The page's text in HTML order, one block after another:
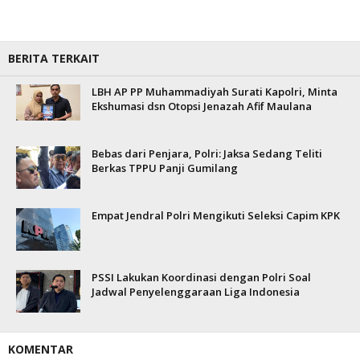
BERITA TERKAIT
LBH AP PP Muhammadiyah Surati Kapolri, Minta
Ekshumasi dsn Otopsi Jenazah Afif Maulana
Bebas dari Penjara, Polri: Jaksa Sedang Teliti
Berkas TPPU Panji Gumilang
Empat Jendral Polri Mengikuti Seleksi Capim KPK
PSSI Lakukan Koordinasi dengan Polri Soal
Jadwal Penyelenggaraan Liga Indonesia
KOMENTAR